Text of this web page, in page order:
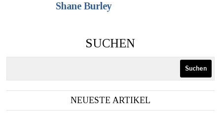
Shane Burley
SUCHEN
Suchen
NEUESTE ARTIKEL